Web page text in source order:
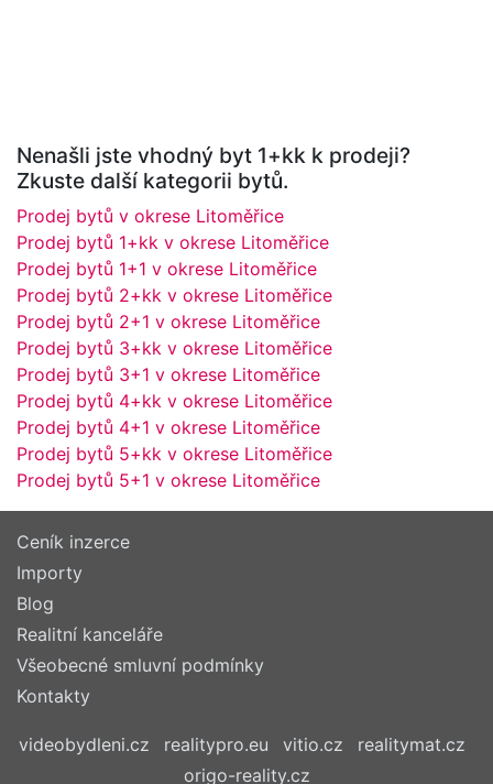
Nenašli jste vhodný byt 1+kk k prodeji?
Zkuste další kategorii bytů.
Prodej bytů v okrese Litoměřice
Prodej bytů 1+kk v okrese Litoměřice
Prodej bytů 1+1 v okrese Litoměřice
Prodej bytů 2+kk v okrese Litoměřice
Prodej bytů 2+1 v okrese Litoměřice
Prodej bytů 3+kk v okrese Litoměřice
Prodej bytů 3+1 v okrese Litoměřice
Prodej bytů 4+kk v okrese Litoměřice
Prodej bytů 4+1 v okrese Litoměřice
Prodej bytů 5+kk v okrese Litoměřice
Prodej bytů 5+1 v okrese Litoměřice
Ceník inzerce
Importy
Blog
Realitní kanceláře
Všeobecné smluvní podmínky
Kontakty
videobydleni.cz realitypro.eu vitio.cz
realitymat.cz
origo-reality.cz